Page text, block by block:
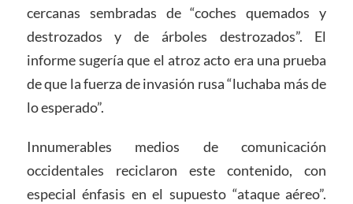
cercanas sembradas de “coches quemados y
destrozados y de árboles destrozados”. El
informe sugería que el atroz acto era una prueba
de que la fuerza de invasión rusa “luchaba más de
lo esperado”.
Innumerables medios de comunicación
occidentales reciclaron este contenido, con
especial énfasis en el supuesto “ataque aéreo”.